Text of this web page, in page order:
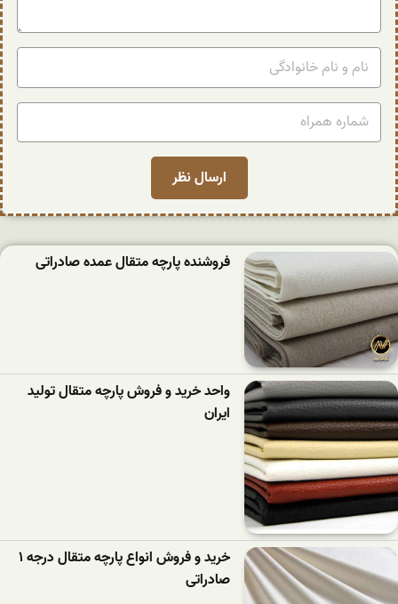
فروشنده پارچه متقال عمده صادراتی
واحد خرید و فروش پارچه متقال تولید
ایران
خرید و فروش انواع پارچه متقال درجه ۱
صادراتی